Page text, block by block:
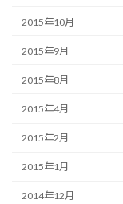
2015年10月
2015年9月
2015年8月
2015年4月
2015年2月
2015年1月
2014年12月